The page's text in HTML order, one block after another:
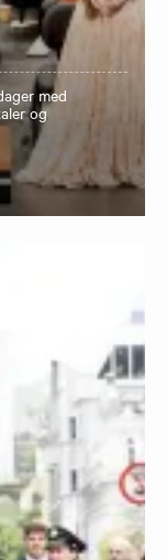
med
og